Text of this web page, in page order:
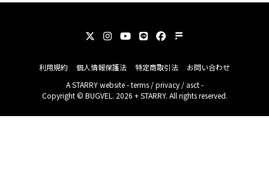
利用規約 個人情報保護法 特定商取引法
お問い合わせ
ASTARRYwebsite -terms/privacy/ asct-
Copyright © BUGVEL. 2026 + STARRY. All rights reserved.